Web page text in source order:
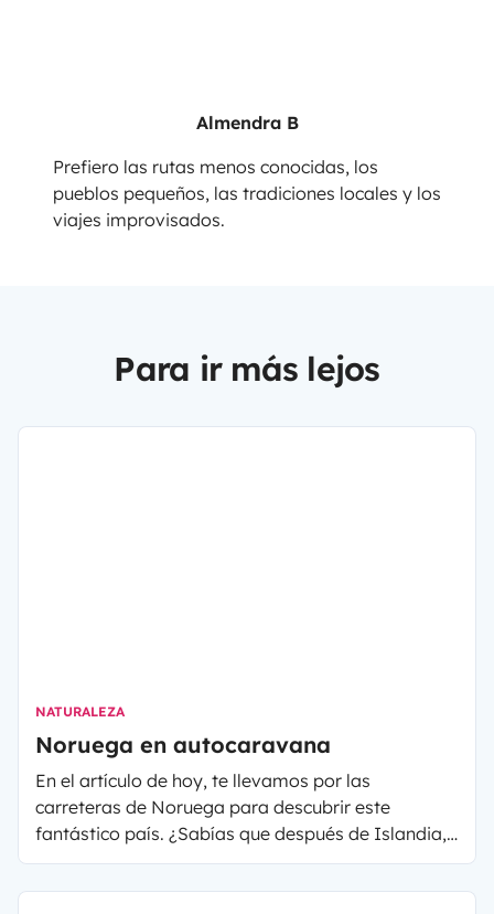
Almendra B
Prefiero las rutas menos conocidas, los
pueblos pequeños, las tradiciones locales y los
viajes improvisados.
Para ir más lejos
NATURALEZA
Noruega en autocaravana
En el artículo de hoy, te llevamos por las
carreteras de Noruega para descubrir este
fantástico país. ¿Sabías que después de Islandia,
es el segundo país menos poblado de Europa? El
Reino de Noruega es conocido por sus fiordos